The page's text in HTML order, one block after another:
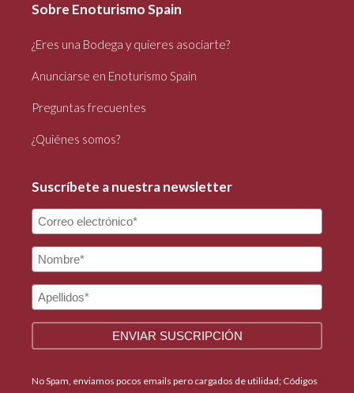
Sobre Enoturismo Spain
¿Eres una Bodega y quieres asociarte?
Anunciarse en Enoturismo Spain
Preguntas frecuentes
¿Quiénes somos?
Suscríbete a nuestra newsletter
No Spam, enviamos pocos emails pero cargados de utilidad; Códigos